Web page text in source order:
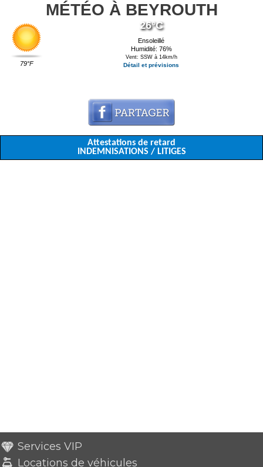
MÉTÉO À BEYROUTH
79°F
26°C
Ensoleillé
Humidité: 76%
Vent: SSW à 14km/h
Détail et prévisions
Attestations de retard
INDEMNISATIONS / LITIGES
Services VIP
Locations de véhicules